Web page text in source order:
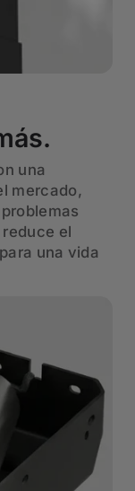
una
mercado,
el
una vida